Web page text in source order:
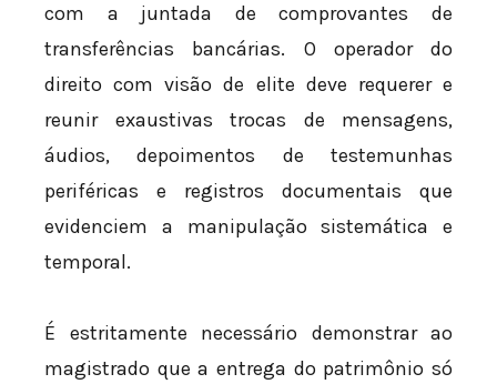
com a juntada de comprovantes de
transferências bancárias. O operador do
direito com visão de elite deve requerer e
reunir exaustivas trocas de mensagens,
áudios, depoimentos de testemunhas
periféricas e registros documentais que
evidenciem a manipulação sistemática e
temporal.
É estritamente necessário demonstrar ao
magistrado que a entrega do patrimônio só